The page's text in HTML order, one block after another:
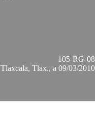
105-RG-08
Tlaxcala, Tlax., a 09/03/2010